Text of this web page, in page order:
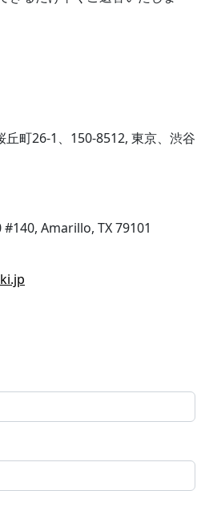
丘町26-1、150-8512, 東京、渋谷
Amarillo, TX 79101